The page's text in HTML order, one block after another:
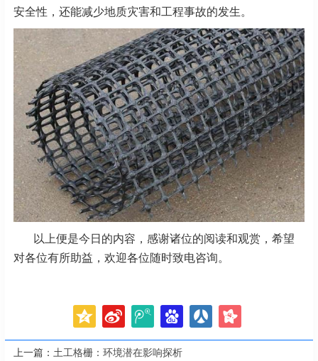
安全性，还能减少地质灾害和工程事故的发生。
以上便是今日的内容，感谢诸位的阅读和观赏，希望
对各位有所助益，欢迎各位随时致电咨询。
上一篇： 土工格栅：环境潜在影响探析